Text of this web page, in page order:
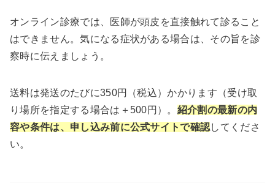
オンライン診療では、医師が頭皮を直接触れて診ること
はできません。気になる症状がある場合は、その旨を診
察時に伝えましょう。
送料は発送のたびに350円（税込）かかります（受け取
り場所を指定する場合は＋500円）。 紹介割の最新の内
容や条件は、申し込み前に公式サイトで確認してくださ
い。